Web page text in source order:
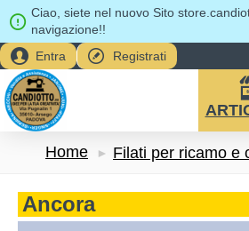
Ciao, siete nel nuovo Sito
navigazione!!
Entra
Registrati
Home Filati per ricamo e
Ancora